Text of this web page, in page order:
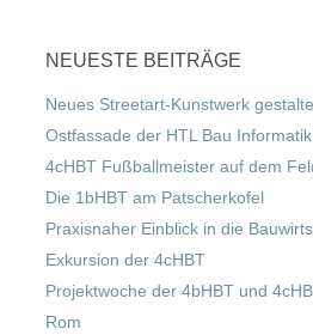
NEUESTE BEITRÄGE
Neues Streetart-Kunstwerk
Ostfassade der HTL Bau
4cHBT Fußballmeister auf dem
Die 1bHBT am Patscherkofel
Praxisnaher Einblick in die
Exkursion der 4cHBT
Projektwoche der 4bHBT und
Rom